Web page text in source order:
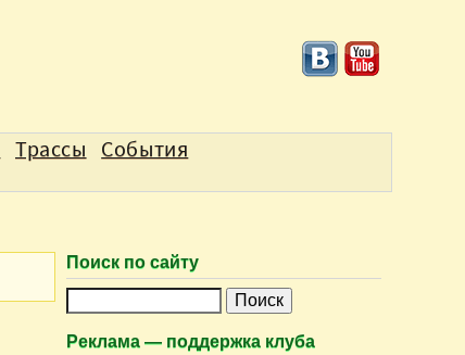
Трассы События
Поиск по сайту
Реклама — поддержка клуба